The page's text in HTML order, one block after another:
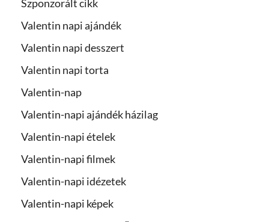
Szponzorált cikk
Valentin napi ajándék
Valentin napi desszert
Valentin napi torta
Valentin-nap
Valentin-napi ajándék házilag
Valentin-napi ételek
Valentin-napi filmek
Valentin-napi idézetek
Valentin-napi képek